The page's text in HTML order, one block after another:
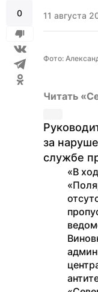
0 11 августа
Фото:
Читать
за
службе
«В